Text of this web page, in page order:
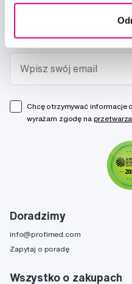
Doradzimy
info@profimed.com
Zapytaj o poradę
Wszystko o zakupach
Chcę otrzymywać informacje
wyrażam zgodę na